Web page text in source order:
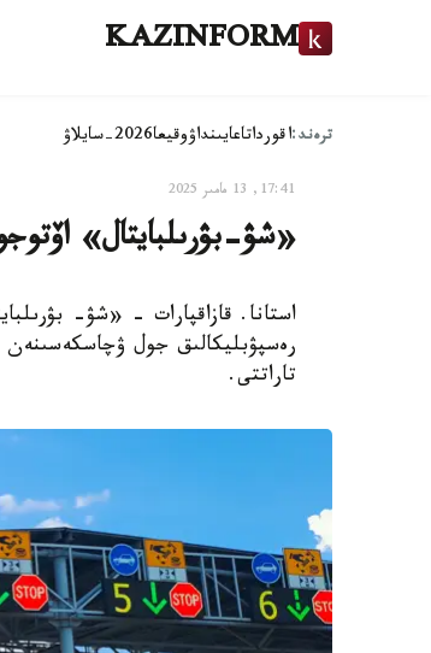
KAZINFORM
ترەند:اقورداتاعايىنداۋوقيعا2026-سايلاۋ
17:41, 13 مامىر 2025
«شۋ-بۋرىلبايتال»
رەسپۋبليكالىق جول ۋچاسكەسىنەن
تاراتتى.